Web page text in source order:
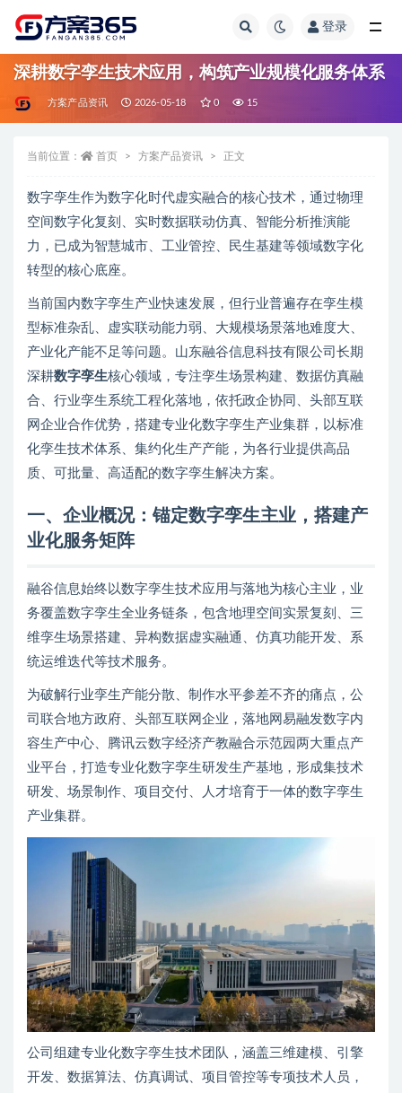
登录
深耕数字孪生技术应用，构筑产业规模化服务体系
方案产品资讯 2026-05-18 0 15
当前位置： 首页 方案产品资讯 正文
数字孪生作为数字化时代虚实融合的核心技术，通过物理
空间数字化复刻、实时数据联动仿真、智能分析推演能
力，已成为智慧城市、工业管控、民生基建等领域数字化
转型的核心底座。
当前国内数字孪生产业快速发展，但行业普遍存在孪生模
型标准杂乱、虚实联动能力弱、大规模场景落地难度大、
产业化产能不足等问题。山东融谷信息科技有限公司长期
深耕数字孪生核心领域，专注孪生场景构建、数据仿真融
合、行业孪生系统工程化落地，依托政企协同、头部互联
网企业合作优势，搭建专业化数字孪生产业集群，以标准
化孪生技术体系、集约化生产产能，为各行业提供高品
质、可批量、高适配的数字孪生解决方案。
一、企业概况：锚定数字孪生主业，搭建产
业化服务矩阵
融谷信息始终以数字孪生技术应用与落地为核心主业，业
务覆盖数字孪生全业务链条，包含地理空间实景复刻、三
维孪生场景搭建、异构数据虚实融通、仿真功能开发、系
统运维迭代等技术服务。
为破解行业孪生产能分散、制作水平参差不齐的痛点，公
司联合地方政府、头部互联网企业，落地网易融发数字内
容生产中心、腾讯云数字经济产教融合示范园两大重点产
业平台，打造专业化数字孪生研发生产基地，形成集技术
研发、场景制作、项目交付、人才培育于一体的数字孪生
产业集群。
公司组建专业化数字孪生技术团队，涵盖三维建模、引擎
开发、数据算法、仿真调试、项目管控等专项技术人员，